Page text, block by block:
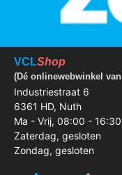
VCLShop
(Dé onlinewebwinkel van
Industriestraat 6
6361 HD, Nuth
Ma - Vrij, 08:00 - 16:30
Zaterdag, gesloten
Zondag, gesloten